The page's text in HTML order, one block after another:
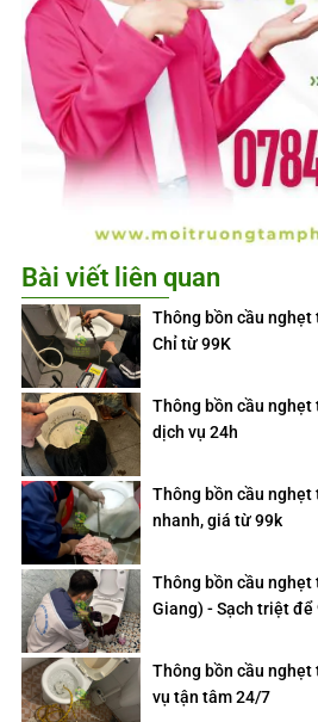
Bài viết liên quan
Thông bồn cầu nghẹt
Chỉ từ 99K
Thông bồn cầu nghẹt
dịch vụ 24h
Thông bồn cầu nghẹt
nhanh, giá từ 99k
Thông bồn cầu nghẹt
Giang) - Sạch triệt để
Thông bồn cầu nghẹt
vụ tận tâm 24/7